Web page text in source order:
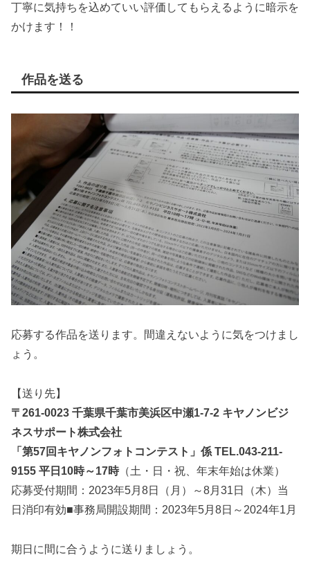
丁寧に気持ちを込めていい評価してもらえるように暗示を
かけます！！
作品を送る
応募する作品を送ります。間違えないように気をつけまし
ょう。
【送り先】
〒261-0023 千葉県千葉市美浜区中瀬1-7-2 キヤノンビジ
ネスサポート株式会社
「第57回キヤノンフォトコンテスト」係 TEL.043-211-
9155 平日10時～17時（土・日・祝、年末年始は休業）
応募受付期間：2023年5月8日（月）～8月31日（木）当
日消印有効■事務局開設期間：2023年5月8日～2024年1月
期日に間に合うように送りましょう。